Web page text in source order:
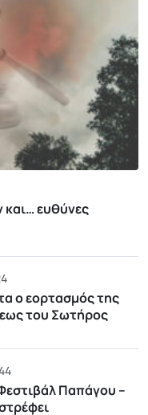
ευθύνες
ο εορτασμός της
του Σωτήρος
Παπάγου –